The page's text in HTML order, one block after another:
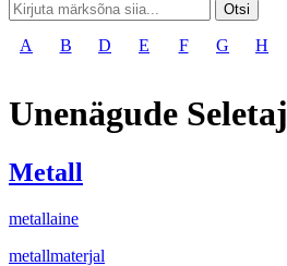
Otsi
A B D E F G H
Unenägude
Metall
metallaine
metallmaterjal